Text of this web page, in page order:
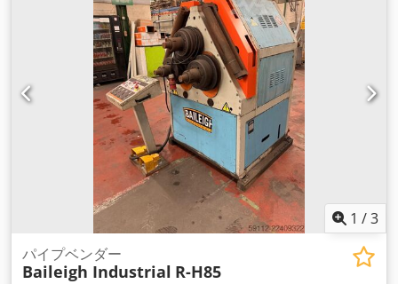
2341Nm 寸法と重量 長さ（製品）約600mm 幅/奥行き(製品)約
220mm Credpjvk Scgofx Acnjf 全高(商品)約470mm 重量（正
味）約107kg 曲げパフォーマンス パイプ材の曲げ性能 420
N/mm² (直径 x 肉厚) 54 x 4mm パイプ材の曲げ性能 350
N/mm² (直径 x 肉厚) 54 x 4mm パイプ材の曲げ性能 650
N/mm² (直径 x 肉厚) 42 x 3mm 電気データ パワードライブモ
ーター 1.1kW 接続電圧 400V 主電源周波数 50Hz 場所: 在庫か
ら - すぐに利用可能 -
1 /3
パイプベンダー
Baileigh Industrial R-H85